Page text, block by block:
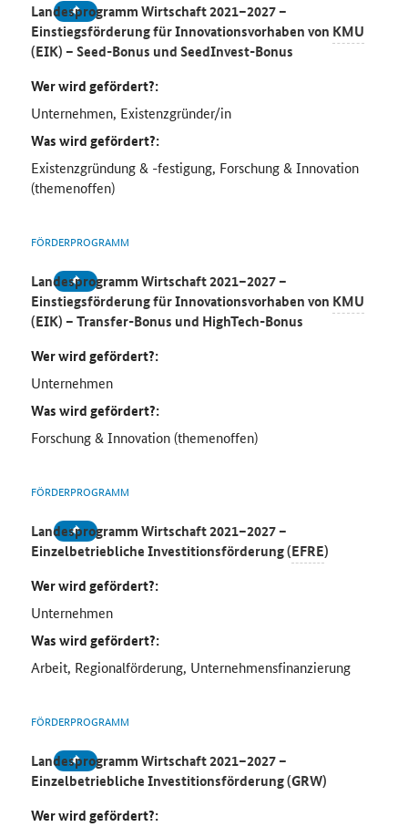
Landesprogramm Wirtschaft 2021–2027 –
Einstiegsförderung für Innovationsvorhaben von KMU
(EIK) – Seed-Bonus und SeedInvest-Bonus
Wer wird gefördert?:
Unternehmen, Existenzgründer/in
Was wird gefördert?:
Existenzgründung & -festigung, Forschung & Innovation
(themenoffen)
FÖRDERPROGRAMM
Landesprogramm Wirtschaft 2021–2027 –
Einstiegsförderung für Innovationsvorhaben von KMU
(EIK) – Transfer-Bonus und HighTech-Bonus
Wer wird gefördert?:
Unternehmen
Was wird gefördert?:
Forschung & Innovation (themenoffen)
FÖRDERPROGRAMM
Landesprogramm Wirtschaft 2021–2027 –
Einzelbetriebliche Investitionsförderung (EFRE)
Wer wird gefördert?:
Unternehmen
Was wird gefördert?:
Arbeit, Regionalförderung, Unternehmensfinanzierung
FÖRDERPROGRAMM
Landesprogramm Wirtschaft 2021–2027 –
Einzelbetriebliche Investitionsförderung (GRW)
Wer wird gefördert?: